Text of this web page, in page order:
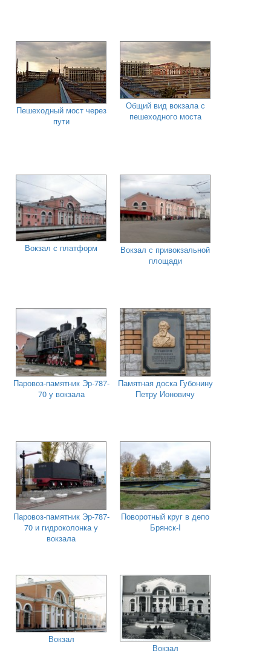
Пешеходный мост через
пути
Общий вид вокзала с
пешеходного моста
Вокзал с платформ
Вокзал с привокзальной
площади
Паровоз-памятник Эр-787-
70 у вокзала
Памятная доска Губонину
Петру Ионовичу
Паровоз-памятник Эр-787-
70 и гидроколонка у
вокзала
Поворотный круг в депо
Брянск-I
Вокзал
Вокзал